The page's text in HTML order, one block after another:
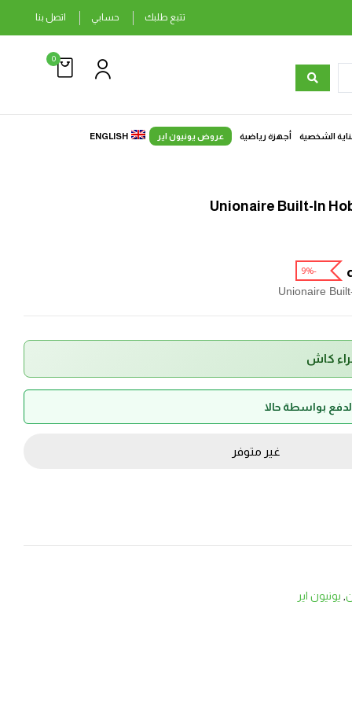
تتبع طلبك حسابي اتصل بنا
0
الشخصية أجهزة رياضية عروض يونيون اير ENGLISH
Unionaire Built-In
-9%
Unionaire
كاش
غير متوفر
يونيون اير